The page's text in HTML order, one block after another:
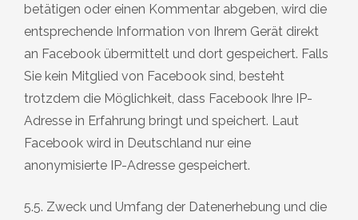
betätigen oder einen Kommentar abgeben, wird die
entsprechende Information von Ihrem Gerät direkt
an Facebook übermittelt und dort gespeichert. Falls
Sie kein Mitglied von Facebook sind, besteht
trotzdem die Möglichkeit, dass Facebook Ihre IP-
Adresse in Erfahrung bringt und speichert. Laut
Facebook wird in Deutschland nur eine
anonymisierte IP-Adresse gespeichert.
5.5. Zweck und Umfang der Datenerhebung und die